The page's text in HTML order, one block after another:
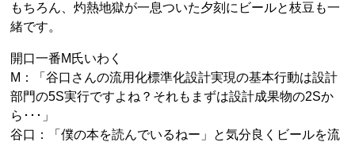
もちろん、灼熱地獄が一息ついた夕刻にビールと枝豆も一
緒です。
開口一番M氏いわく
M：「谷口さんの流用化標準化設計実現の基本行動は設計
部門の5S実行ですよね？それもまずは設計成果物の2Sか
ら･･･」
谷口：「僕の本を読んでいるねー」と気分良くビールを流